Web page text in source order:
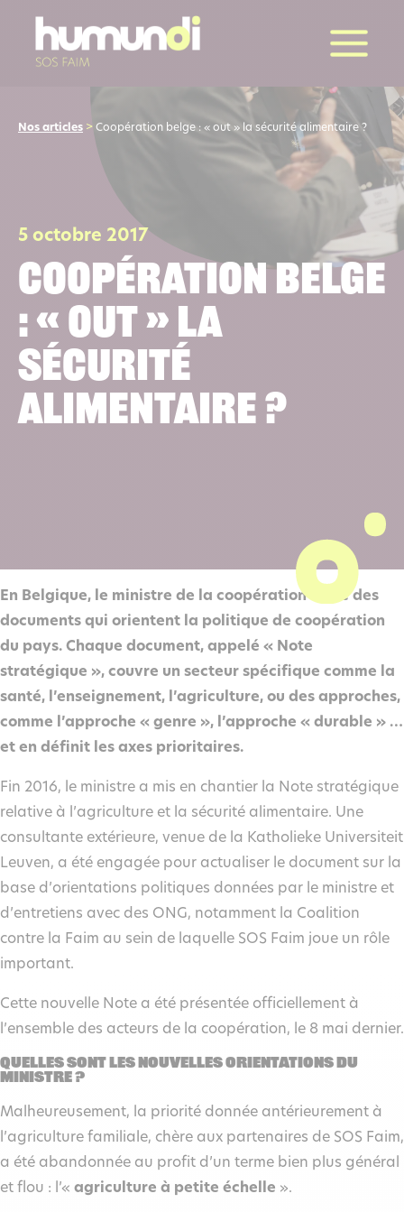
Nos articles > Coopération belge : « out » la sécurité alimentaire ?
5 octobre 2017
Coopération belge
: « out » la
sécurité
alimentaire ?
En Belgique, le ministre de la coopération édite des
documents qui orientent la politique de coopération
du pays. Chaque document, appelé « Note
stratégique », couvre un secteur spécifique comme la
santé, l’enseignement, l’agriculture, ou des approches,
comme l’approche « genre », l’approche « durable » …
et en définit les axes prioritaires.
Fin 2016, le ministre a mis en chantier la Note stratégique
relative à l’agriculture et la sécurité alimentaire. Une
consultante extérieure, venue de la Katholieke Universiteit
Leuven, a été engagée pour actualiser le document sur la
base d’orientations politiques données par le ministre et
d’entretiens avec des ONG, notamment la Coalition
contre la Faim au sein de laquelle SOS Faim joue un rôle
important.
Cette nouvelle Note a été présentée officiellement à
l’ensemble des acteurs de la coopération, le 8 mai dernier.
Quelles sont les nouvelles orientations du
ministre ?
Malheureusement, la priorité donnée antérieurement à
l’agriculture familiale, chère aux partenaires de SOS Faim,
a été abandonnée au profit d’un terme bien plus général
et flou : l’« agriculture à petite échelle ».